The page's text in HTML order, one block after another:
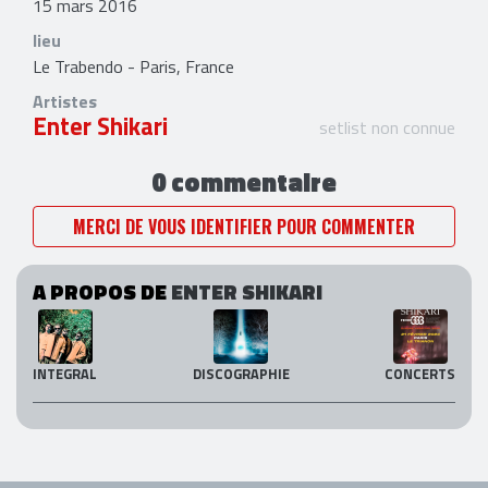
lieu
Le Trabendo - Paris, France
Artistes
Enter Shikari setlist non connue
0 commentaire
MERCI DE VOUS IDENTIFIER POUR COMMENTER
A PROPOS DEENTER SHIKARI
INTEGRAL DISCOGRAPHIE CONCERTS